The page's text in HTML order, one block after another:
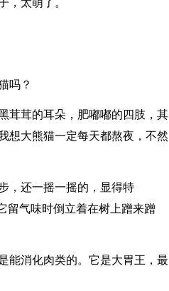
，太萌了。
吗？
茸茸的耳朵，肥嘟嘟的四肢，其
想大熊猫一定每天都熬夜，不然
，还一摇一摇的，显得特
留气味时倒立着在树上蹭来蹭
能消化肉类的。它是大胃王，最